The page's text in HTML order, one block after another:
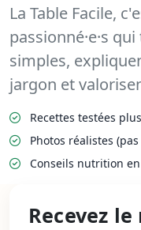
La Table Facile,
passionné·e·s
simples,
jargon et
Recettes testées
Photos réalistes
Conseils nutrition
Recevez